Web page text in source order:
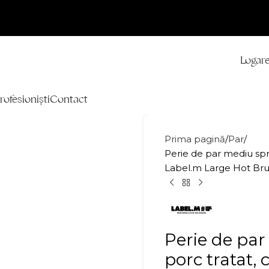
Contact
Prima pagină Par
Perie de par mediu
Label.m Large Hot
Perie de
porc tratat,